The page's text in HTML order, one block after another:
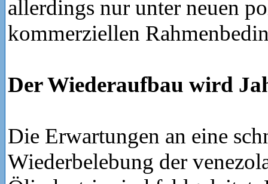
allerdings nur unter neuen
kommerziellen
Der Wiederaufbau wird
Die Erwartungen an eine
Wiederbelebung der